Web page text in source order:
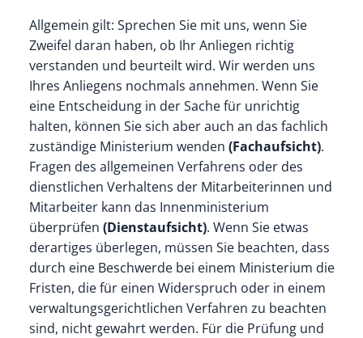
Allgemein gilt: Sprechen Sie mit uns, wenn Sie
Zweifel daran haben, ob Ihr Anliegen richtig
verstanden und beurteilt wird. Wir werden uns
Ihres Anliegens nochmals annehmen. Wenn Sie
eine Entscheidung in der Sache für unrichtig
halten, können Sie sich aber auch an das fachlich
zuständige Ministerium wenden (Fachaufsicht).
Fragen des allgemeinen Verfahrens oder des
dienstlichen Verhaltens der Mitarbeiterinnen und
Mitarbeiter kann das Innenministerium
überprüfen (Dienstaufsicht). Wenn Sie etwas
derartiges überlegen, müssen Sie beachten, dass
durch eine Beschwerde bei einem Ministerium die
Fristen, die für einen Widerspruch oder in einem
verwaltungsgerichtlichen Verfahren zu beachten
sind, nicht gewahrt werden. Für die Prüfung und